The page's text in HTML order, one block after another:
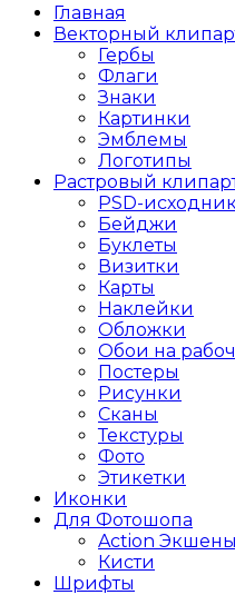
Главная
Векторный
Гербы
Флаги
Знаки
Картинки
Эмблемы
Логотипы
Растровый
PSD-
Бейджи
Буклеты
Визитки
Карты
Наклейки
Обложки
Обои на
Постеры
Рисунки
Сканы
Текстуры
Фото
Этикетки
Иконки
Для Фотошопа
Action Экшены
Кисти
Шрифты